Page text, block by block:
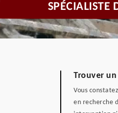
SPÉCIALISTE
Trouver
Vous
en recherche